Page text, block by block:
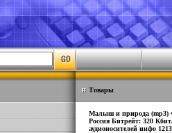
Товары
Малыш и природа (mp3)
Россия Битрейт: 320
аудионосителей инфо